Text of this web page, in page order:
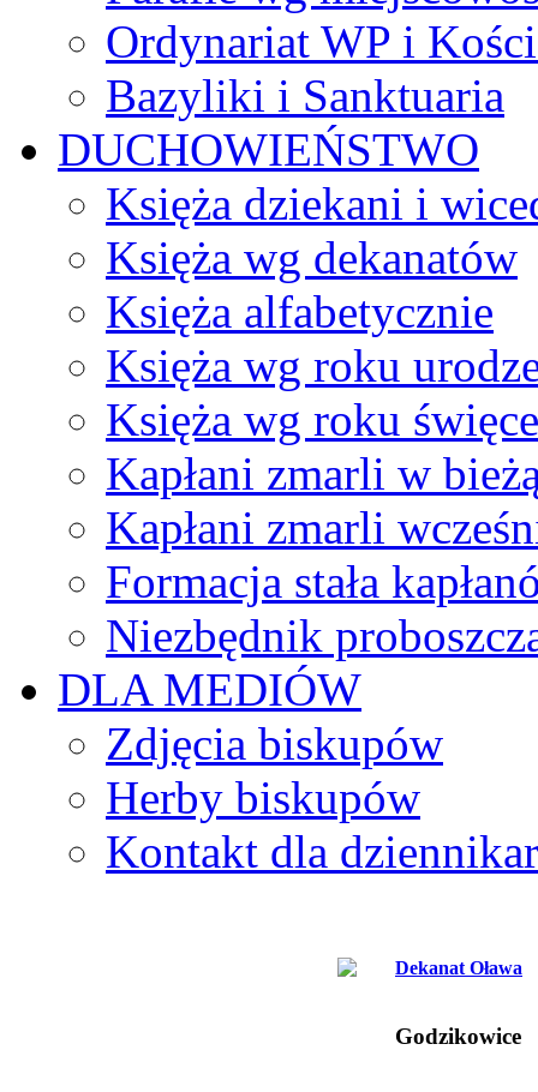
Ordynariat WP i
Bazyliki i Sanktuaria
DUCHOWIEŃSTWO
Księża dziekani i
Księża wg dekanatów
Księża alfabetycznie
Księża wg roku
Księża wg roku
Kapłani zmarli w
Kapłani zmarli
Formacja stała
Niezbędnik
DLA MEDIÓW
Zdjęcia biskupów
Herby biskupów
Kontakt dla
Dekanat Oława
Godzikowice